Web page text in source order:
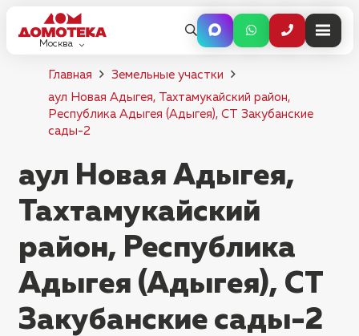
Москва
Главная
Земельные участки
аул Новая Адыгея, Тахтамукайский район,
Республика Адыгея (Адыгея), СТ Закубанские
сады-2
аул Новая Адыгея,
Тахтамукайский
район, Республика
Адыгея (Адыгея), СТ
Закубанские сады-2